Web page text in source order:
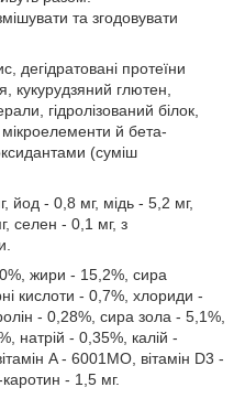
та згодовувати
дегідратовані протеїни
кукурудзяний глютен,
гідролізований білок,
й бета-
(суміш
йод - 0,8 мг, мідь - 5,2 мг,
селен - 0,1 мг, з
жири - 15,2%, сира
кислоти - 0,7%, хлориди -
- 0,28%, сира зола - 5,1%,
натрій - 0,35%, калій -
A - 6001МО, вітамін D3 -
- 1,5 мг.